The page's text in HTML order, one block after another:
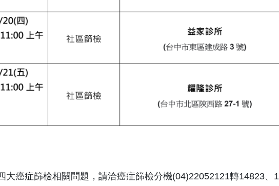
大癌症篩檢相關問題，請洽癌症篩檢分機(04)22052121轉14823、